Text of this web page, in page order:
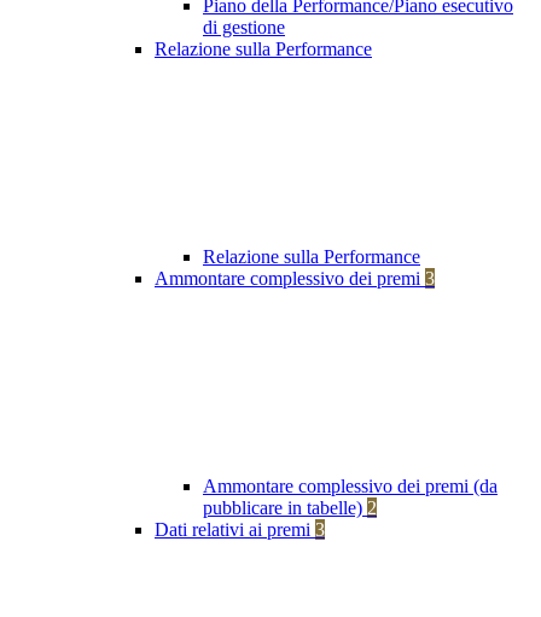
Piano della Performance/Piano esecutivo
di gestione
Relazione sulla Performance
Relazione sulla Performance
Ammontare complessivo dei premi 3
Ammontare complessivo dei premi (da
pubblicare in tabelle) 2
Dati relativi ai premi 3